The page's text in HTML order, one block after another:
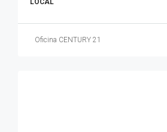
LOCAL
Oficina CENTURY 21